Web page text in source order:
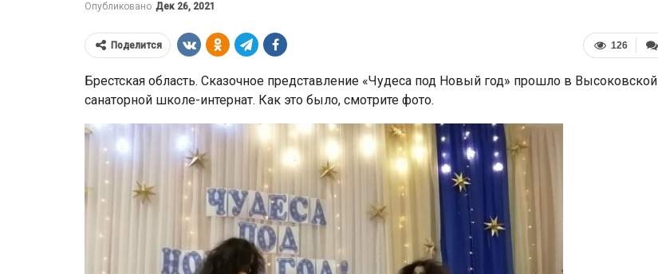
Опубликовано Дек 26, 2021
126
Поделится
Брестская область. Сказочное представление «Чудеса под Новый год» прошло в Высоковской
санаторной школе-интернат. Как это было, смотрите фото.